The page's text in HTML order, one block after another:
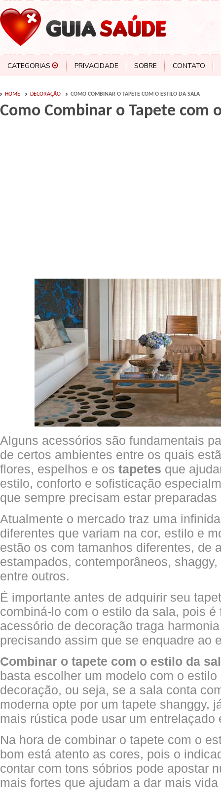
CATEGORIAS PRIVACIDADE SOBRE CONTATO
HOME DECORAÇÃO COMO COMBINAR O TAPETE COM O ESTILO DA SALA
Como Combinar o Tapete com
Alguns acessórios são fundamentais
de certos ambientes entre os quais
flores, espelhos e os tapetes que
estilo, conforto e sofisticação
que sempre precisam estar
Atualmente o mercado traz uma
diferentes que variam na cor, estilo e
estão os com tamanhos diferentes, de
estampados, contemporâneos,
entre outros.
É importante antes de adquirir seu
combiná-lo com o estilo da sala, pois
acessório de decoração traga
precisando assim que se enquadre ao
Combinar o tapete com o estilo da
basta escolher um modelo com o
decoração, ou seja, se a sala conta
moderna opte por um tapete shanggy,
mais rústica pode usar um entrelaçado
Na hora de combinar o tapete com o
bom está atento as cores, pois o
contar com tons sóbrios pode apostar
mais fortes que ajudam a dar mais